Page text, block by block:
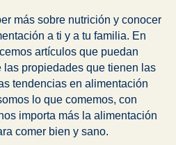
más sobre nutrición y conocer
a ti y a tu familia. En
artículos que puedan
las propiedades que tienen las
tendencias en alimentación
lo que comemos, con
importa más la alimentación
comer bien y sano.